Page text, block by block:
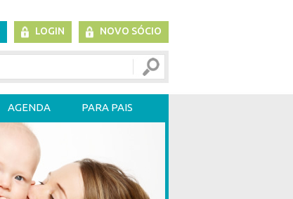
LOGIN NOVO SÓCIO
AGENDA PARA PAIS